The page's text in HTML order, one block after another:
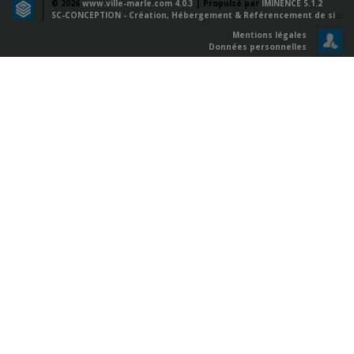
© 2026 www.ville-marle.com 4.0.3 | Propulsé par
IMINENCE 5.1.2
SC-CONCEPTION - Création, Hébergement & Référencement de sites web
Mentions légales
Données personnelles